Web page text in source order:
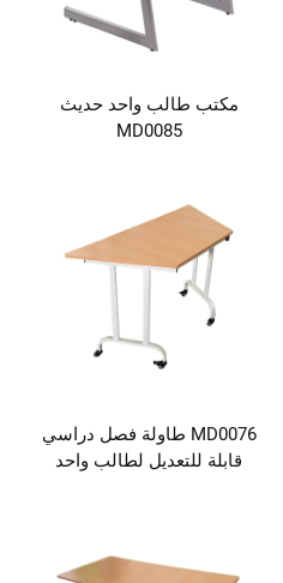
مكتب طالب واحد حديث
MD0085
MD0076 طاولة فصل دراسي
قابلة للتعديل لطالب واحد